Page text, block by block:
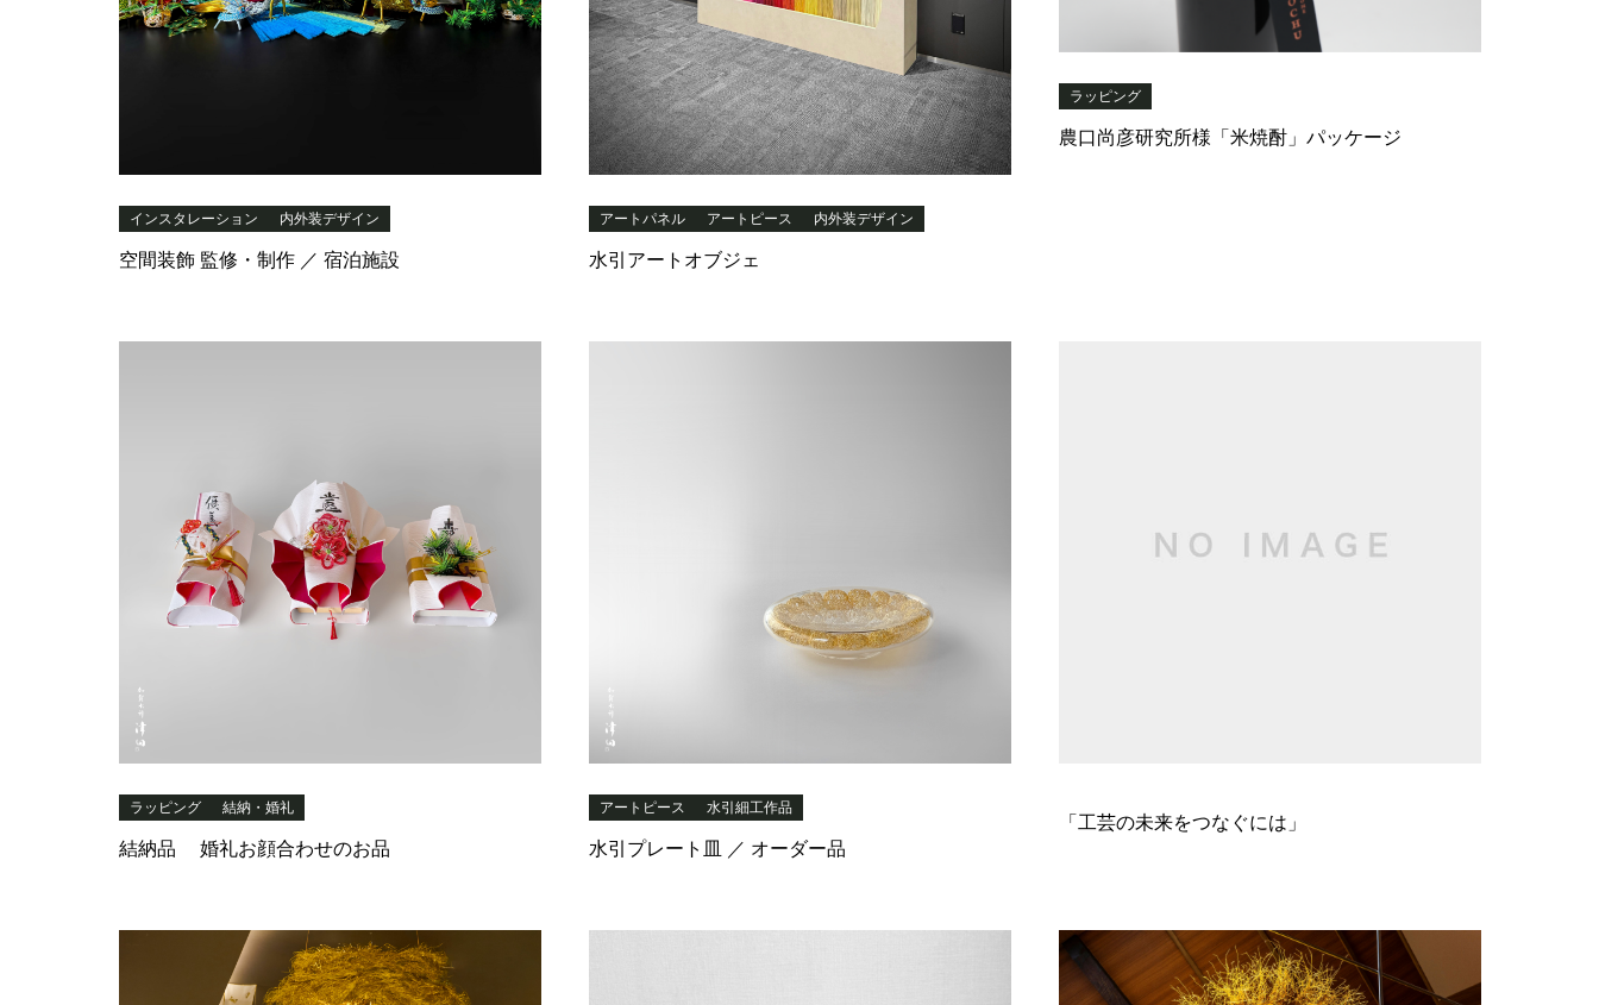
インスタレーション 内外装デザイン
空間装飾 監修・制作 ／ 宿泊施設
アートパネル アートピース 内外装デザイン
水引アートオブジェ
ラッピング
農口尚彦研究所様「米焼酎」パッケージ
ラッピング 結納・婚礼
結納品 婚礼お顔合わせのお品
アートピース 水引細工作品
水引プレート皿 ／ オーダー品
「工芸の未来をつなぐには」